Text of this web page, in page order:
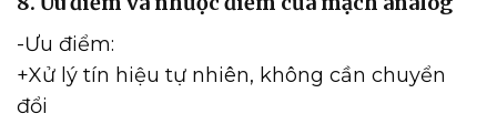
-Ưu điểm:
+Xử lý tín hiệu tự nhiên, không cần chuyển
đổi